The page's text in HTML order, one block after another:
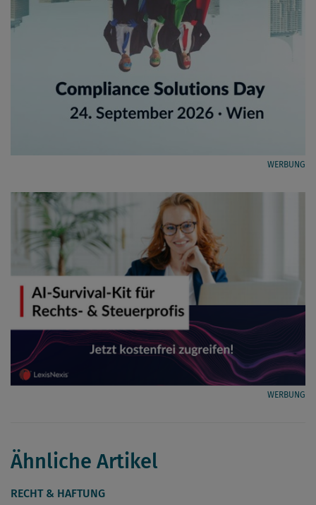
WERBUNG
WERBUNG
Ähnliche Artikel
RECHT & HAFTUNG